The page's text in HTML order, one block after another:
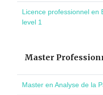
Licence professionnel en
level 1
Master
Master en Analyse de la